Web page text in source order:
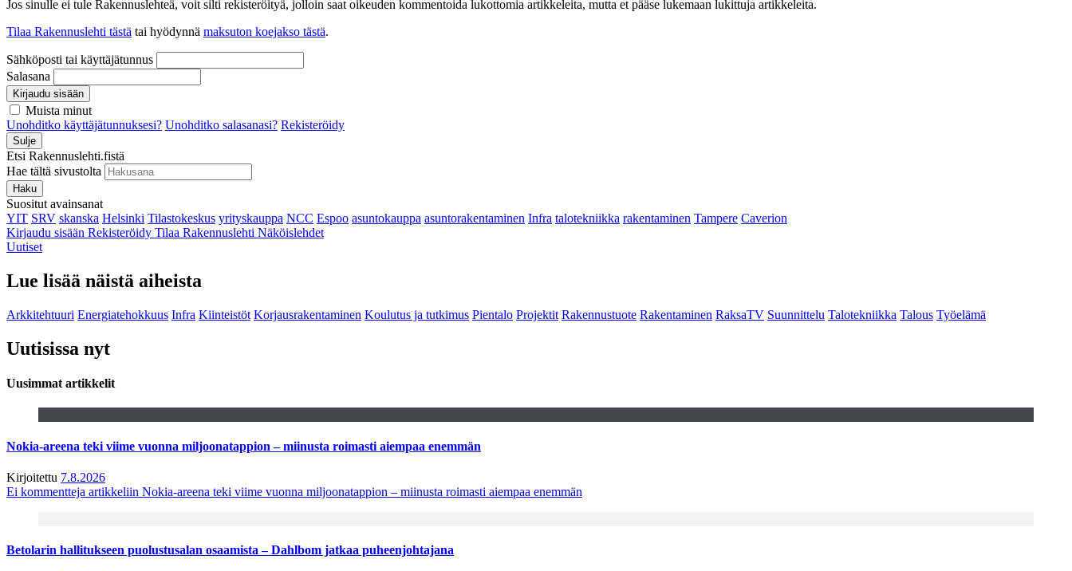
Jos sinulle ei tule Rakennuslehteä, voit silti rekisteröityä, jolloin saat oikeuden kommentoida lukottomia artikkeleita, mutta et pääse lukemaan lukittuja artikkeleita.
Tilaa Rakennuslehti tästä tai hyödynnä maksuton koejakso tästä.
Sähköposti tai käyttäjätunnus
Salasana
Kirjaudu sisään
Muista minut
Unohditko käyttäjätunnuksesi? Unohditko salasanasi? Rekisteröidy
Sulje
Etsi Rakennuslehti.fistä
Hae tältä sivustolta
Haku
Suositut avainsanat
YIT SRV skanska Helsinki Tilastokeskus yrityskauppa NCC Espoo asuntokauppa asuntorakentaminen Infra talotekniikka rakentaminen Tampere Caverion
Kirjaudu sisään Rekisteröidy Tilaa Rakennuslehti Näköislehdet
Uutiset
Lue lisää näistä aiheista
Arkkitehtuuri Energiatehokkuus Infra Kiinteistöt Korjausrakentaminen Koulutus ja tutkimus Pientalo Projektit Rakennustuote Rakentaminen RaksaTV Suunnittelu Talotekniikka Talous Työelämä
Uutisissa nyt
Uusimmat artikkelit
Nokia-areena teki viime vuonna miljoonatappion – miinusta roimasti aiempaa enemmän
Kirjoitettu 7.8.2026
Ei kommentteja artikkeliin Nokia-areena teki viime vuonna miljoonatappion – miinusta roimasti aiempaa enemmän
Betolarin hallitukseen puolustusalan osaamista – Dahlbom jatkaa puheenjohtajana